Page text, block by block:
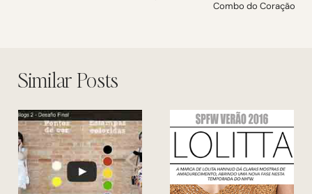
Combo do Coração
Similar Posts